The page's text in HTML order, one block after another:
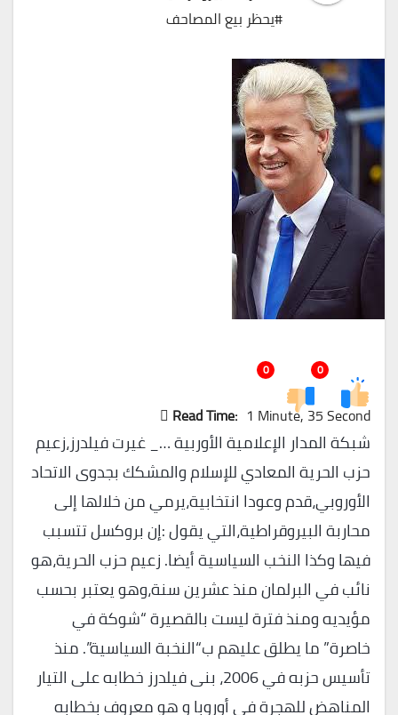
#يحظر بيع المصاحف
0
0
Read Time: 1 Minute, 35 Second
شبكة المدار الإعلامية الأوربية …_ غيرت فيلدرز،زعيم
حزب الحرية المعادي للإسلام والمشكك بجدوى الاتحاد
الأوروبي،قدم وعودا انتخابية،يرمي من خلالها إلى
محاربة البيروقراطية،التي يقول :إن بروكسل تتسبب
فيها وكذا النخب السياسية أيضا. زعيم حزب الحرية،هو
نائب في البرلمان منذ عشرين سنة،وهو يعتبر بحسب
مؤيديه ومنذ فترة ليست بالقصيرة “شوكة في
خاصرة” ما يطلق عليهم ب“النخبة السياسية”. منذ
تأسيس حزبه في 2006، بنى فيلدرز خطابه على التيار
المناهض للهجرة في أوروبا و هو معروف بخطابه